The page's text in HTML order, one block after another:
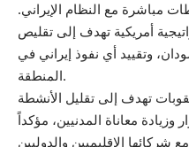
مباشرة مع النظام الإيراني.
أمريكية تهدف إلى تقليص
وتقييد أي نفوذ إيراني في
المنطقة.
تهدف إلى تقليل الأنشطة
معاناة المدنيين، مؤكداً
شركائها الإقليميين والدوليين